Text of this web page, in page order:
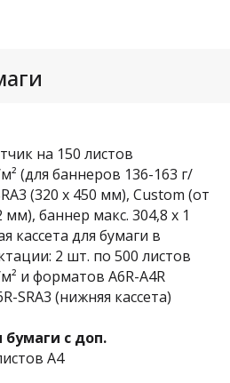
на 150 листов
(для баннеров 136-163 г/
(320 x 450 мм), Custom (от
мм), баннер макс. 304,8 x 1
кассета для бумаги в
2 шт. по 500 листов
и форматов A6R-A4R
SRA3 (нижняя кассета)
с доп.
A4